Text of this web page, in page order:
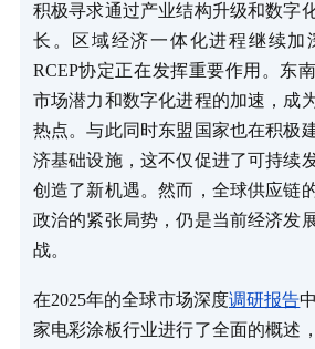
积极寻求通过产业结构升级和数字
长。区域经济一体化进程继续加
RCEP协定正在发挥重要作用。东
市场潜力和数字化进程的加速，成
热点。与此同时东盟国家也在积极
济基础设施，这不仅促进了可持续
创造了新机遇。然而，全球供应链
政治的紧张局势，仍是当前经济发
战。
在2025年的全球市场深度调研报告
家电彩涂板行业进行了全面的概述